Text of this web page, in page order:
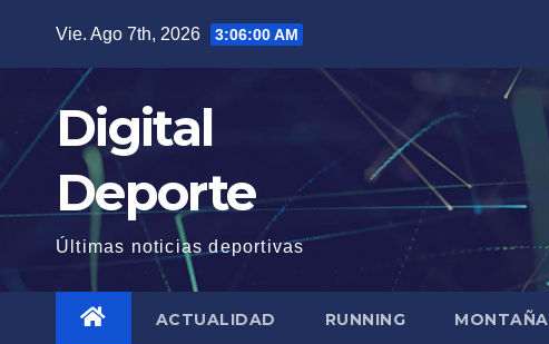
contenido
Vie. Ago 7th, 2026 3:06:01 AM
Digital
Deporte
Últimas noticias deportivas
ACTUALIDAD RUNNING MONTAÑA